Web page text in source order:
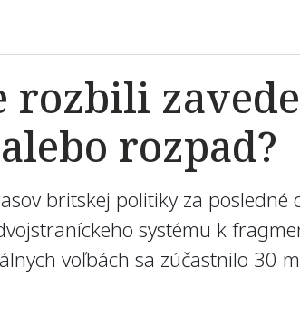
rozpad?
britskej politiky za posledné
systému k
voľbách sa zúčastnilo 30